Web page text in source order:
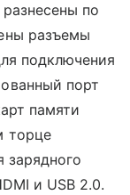
по
разъемы
подключения
порт
памяти
торце
зарядного
и USB 2.0.